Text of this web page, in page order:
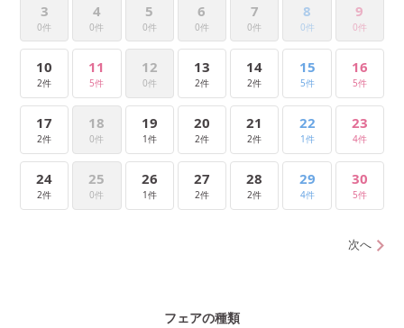
3
0件
4
0件
5
0件
6
0件
7
0件
8
0件
9
0件
10
2件
11
5件
12
0件
13
2件
14
2件
15
5件
16
5件
17
2件
18
0件
19
1件
20
2件
21
2件
22
1件
23
4件
24
2件
25
0件
26
1件
27
2件
28
2件
29
4件
30
5件
次へ
フェアの種類